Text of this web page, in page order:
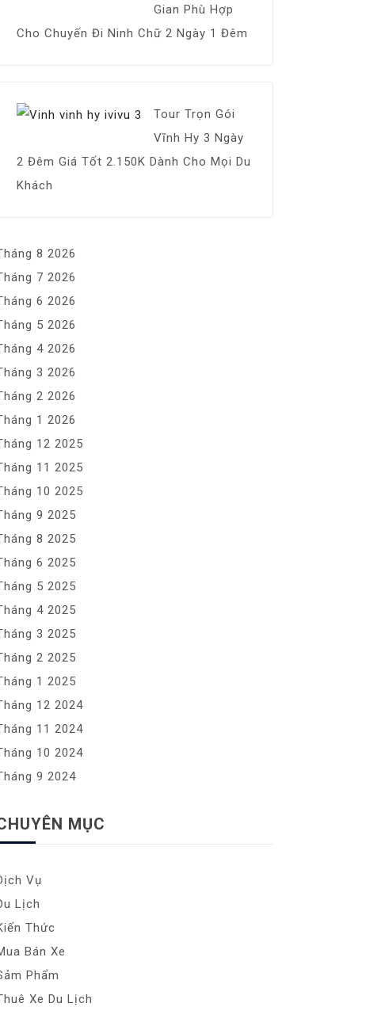
Gian Phù Hợp
Cho Chuyến Đi Ninh Chữ 2 Ngày 1 Đêm
Tour Trọn Gói
Vĩnh Hy 3 Ngày
2 Đêm Giá Tốt 2.150K Dành Cho Mọi Du
Khách
8 2026
7 2026
6 2026
5 2026
4 2026
3 2026
2 2026
1 2026
12 2025
11 2025
10 2025
9 2025
8 2025
6 2025
5 2025
4 2025
3 2025
2 2025
1 2025
12 2024
11 2024
10 2024
9 2024
MỤC
Vụ
Lịch
Thức
Bán Xe
Phẩm
Xe Du Lịch